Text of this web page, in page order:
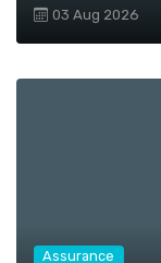
03 Aug 2026
Assurance